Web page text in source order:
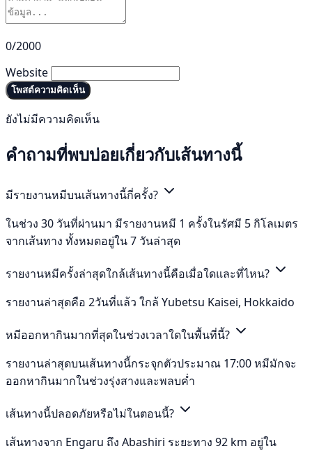
0/2000
Website
โพสต์ความคิดเห็น
ยังไม่มีความคิดเห็น
คำถามที่พบบ่อยเกี่ยวกับเส้นทางนี้
มีรายงานหมีบนเส้นทางนี้กี่ครั้ง?
ในช่วง 30 วันที่ผ่านมา มีรายงานหมี 1 ครั้งในรัศมี 5 กิโลเมตร
จากเส้นทาง ทั้งหมดอยู่ใน 7 วันล่าสุด
รายงานหมีครั้งล่าสุดใกล้เส้นทางนี้คือเมื่อใดและที่ไหน?
รายงานล่าสุดคือ 2วันที่แล้ว ใกล้ Yubetsu Kaisei, Hokkaido
หมีออกหากินมากที่สุดในช่วงเวลาใดในพื้นที่นี้?
รายงานล่าสุดบนเส้นทางนี้กระจุกตัวประมาณ 17:00 หมีมักจะ
ออกหากินมากในช่วงรุ่งสางและพลบค่ำ
เส้นทางนี้ปลอดภัยหรือไม่ในตอนนี้?
เส้นทางจาก Engaru ถึง Abashiri ระยะทาง 92 km อยู่ใน